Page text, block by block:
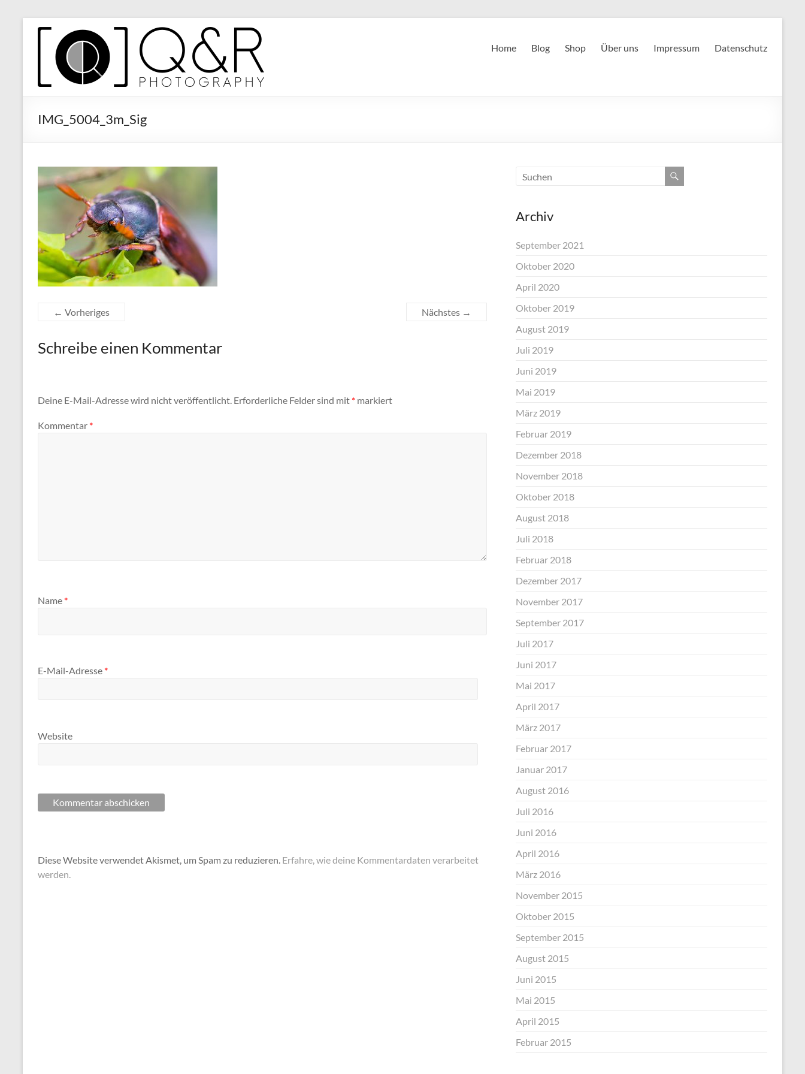
Inhalt
springenQ&R
Photography
Home Blog Shop Über uns Impressum Datenschutz
IMG_5004_3m_Sig
← Vorheriges Nächstes →
Schreibe einen Kommentar
Deine E-Mail-Adresse wird nicht veröffentlicht. Erforderliche Felder sind mit * markiert
Kommentar *
Name *
E-Mail-Adresse *
Website
Diese Website verwendet Akismet, um Spam zu reduzieren. Erfahre, wie deine Kommentardaten verarbeitet
werden.
Archiv
September 2021
Oktober 2020
April 2020
Oktober 2019
August 2019
Juli 2019
Juni 2019
Mai 2019
März 2019
Februar 2019
Dezember 2018
November 2018
Oktober 2018
August 2018
Juli 2018
Februar 2018
Dezember 2017
November 2017
September 2017
Juli 2017
Juni 2017
Mai 2017
April 2017
März 2017
Februar 2017
Januar 2017
August 2016
Juli 2016
Juni 2016
April 2016
März 2016
November 2015
Oktober 2015
September 2015
August 2015
Juni 2015
Mai 2015
April 2015
Februar 2015